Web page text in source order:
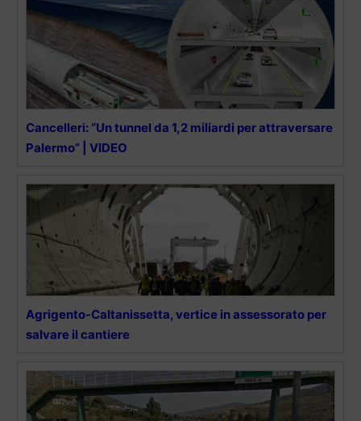
Cancelleri: “Un tunnel da 1,2 miliardi per attraversare
Palermo” | VIDEO
Agrigento-Caltanissetta, vertice in assessorato per
salvare il cantiere